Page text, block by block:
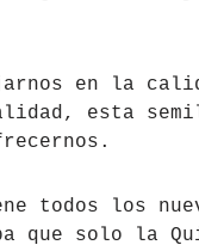
en la
esta
todos los
que solo la